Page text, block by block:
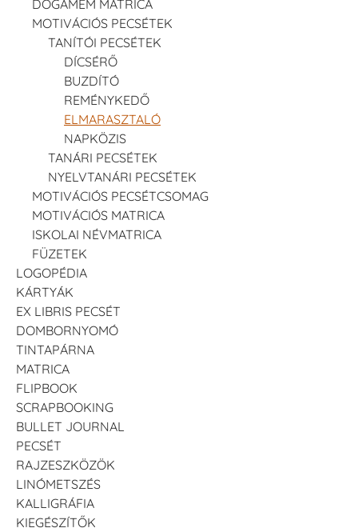
DOGAMÉM MATRICA
MOTIVÁCIÓS PECSÉTEK
TANÍTÓI PECSÉTEK
DÍCSÉRŐ
BUZDÍTÓ
REMÉNYKEDŐ
ELMARASZTALÓ
NAPKÖZIS
TANÁRI PECSÉTEK
NYELVTANÁRI PECSÉTEK
MOTIVÁCIÓS PECSÉTCSOMAG
MOTIVÁCIÓS MATRICA
ISKOLAI NÉVMATRICA
FÜZETEK
LOGOPÉDIA
KÁRTYÁK
EX LIBRIS PECSÉT
DOMBORNYOMÓ
TINTAPÁRNA
MATRICA
FLIPBOOK
SCRAPBOOKING
BULLET JOURNAL
PECSÉT
RAJZESZKÖZÖK
LINÓMETSZÉS
KALLIGRÁFIA
KIEGÉSZÍTŐK